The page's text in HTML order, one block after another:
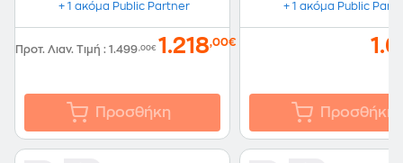
+ 1 ακόμα Public Partner
Προτ. Λιαν. Τιμή : 1.499,00€ 1.218,00€
Προσθήκη
+ 1 ακόμα Public
Προσθήκη